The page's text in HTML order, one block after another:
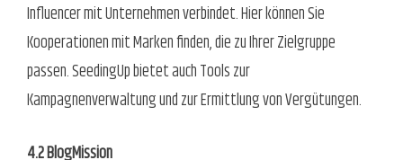
Influencer mit Unternehmen verbindet. Hier können Sie
Kooperationen mit Marken finden, die zu Ihrer Zielgruppe
passen. SeedingUp bietet auch Tools zur
Kampagnenverwaltung und zur Ermittlung von Vergütungen.
4.2 BlogMission